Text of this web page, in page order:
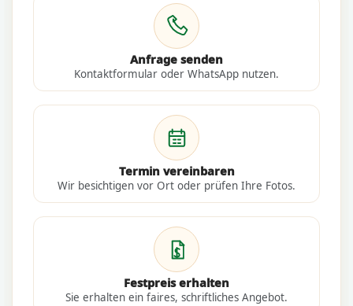
Anfrage senden
Kontaktformular oder WhatsApp nutzen.
Termin vereinbaren
Wir besichtigen vor Ort oder prüfen Ihre Fotos.
Festpreis erhalten
Sie erhalten ein faires, schriftliches Angebot.